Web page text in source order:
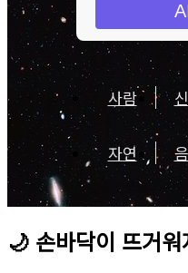
사람
자연
🌙 손바닥이 뜨거